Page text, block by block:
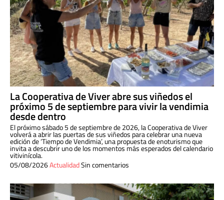
La Cooperativa de Viver abre sus viñedos el
próximo 5 de septiembre para vivir la vendimia
desde dentro
El próximo sábado 5 de septiembre de 2026, la Cooperativa de Viver
volverá a abrir las puertas de sus viñedos para celebrar una nueva
edición de ‘Tiempo de Vendimia’, una propuesta de enoturismo que
invita a descubrir uno de los momentos más esperados del calendario
vitivinícola.
05/08/2026ActualidadSin comentarios